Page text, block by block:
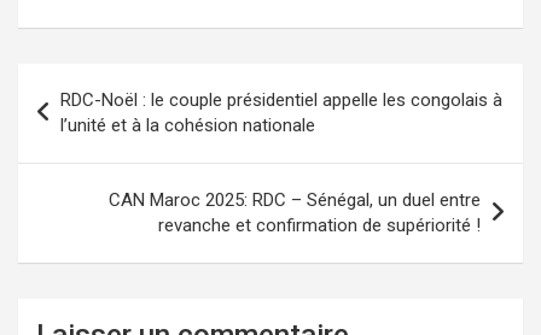
de
l’article
RDC-Noël : le couple présidentiel appelle les congolais à
l’unité et à la cohésion nationale
CAN Maroc 2025: RDC – Sénégal, un duel entre
revanche et confirmation de supériorité !